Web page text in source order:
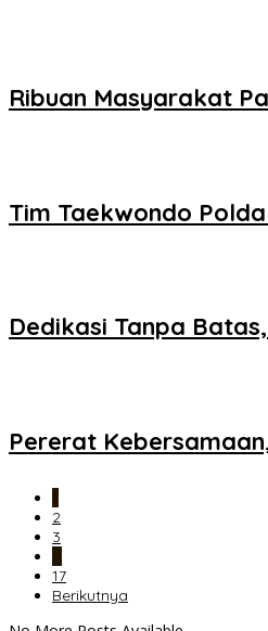
Ribuan Masyarakat
Tim Taekwondo
Dedikasi Tanpa
Pererat
2
3
17
Berikutnya